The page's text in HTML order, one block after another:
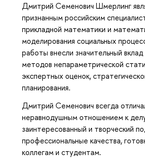
Дмитрий Семенович Шмерлинг
признанным российским
прикладной математики и
моделирования социальных
работы внесли значительный вклад
методов непараметрической
экспертных оценок,
планирования.
Дмитрий Семенович всегда
неравнодушным отношением к
заинтересованный и творческий
профессиональные качества,
коллегам и студентам.